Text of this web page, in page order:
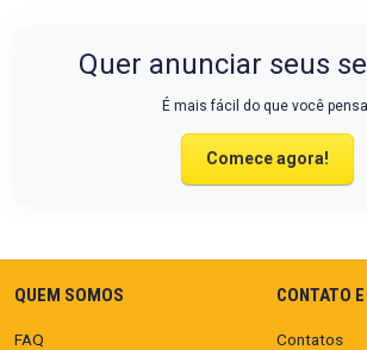
Quer anunciar seus
É mais fácil do que você
Comece agora!
QUEM SOMOS
FAQ
CONTATO
Contatos